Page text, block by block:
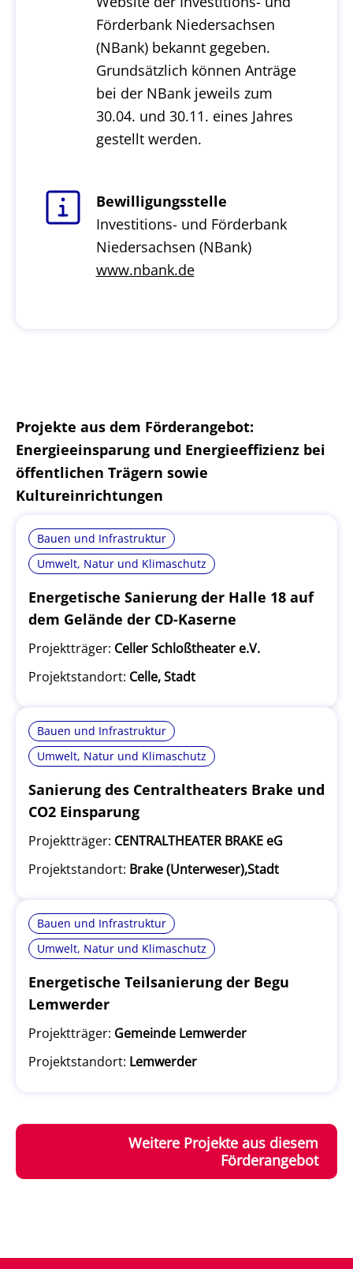
Förderbank Niedersachsen
(NBank) bekannt gegeben.
Grundsätzlich können Anträge
bei der NBank jeweils zum
30.04. und 30.11. eines Jahres
gestellt werden.
Bewilligungsstelle
Investitions- und Förderbank
Niedersachsen (NBank)
www.nbank.de
Projekte aus dem Förderangebot:
Energieeinsparung und Energieeffizienz bei
öffentlichen Trägern sowie
Kultureinrichtungen
Bauen und Infrastruktur
Umwelt, Natur und Klimaschutz
Energetische Sanierung der Halle 18 auf
dem Gelände der CD-Kaserne
Projektträger: Celler Schloßtheater e.V.
Projektstandort: Celle, Stadt
Bauen und Infrastruktur
Umwelt, Natur und Klimaschutz
Sanierung des Centraltheaters Brake und
CO2 Einsparung
Projektträger: CENTRALTHEATER BRAKE eG
Projektstandort: Brake (Unterweser),Stadt
Bauen und Infrastruktur
Umwelt, Natur und Klimaschutz
Energetische Teilsanierung der Begu
Lemwerder
Projektträger: Gemeinde Lemwerder
Projektstandort: Lemwerder
Weitere Projekte aus diesem
Förderangebot